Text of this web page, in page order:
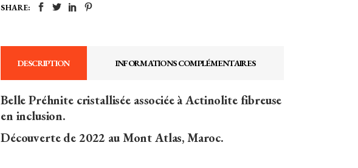
SHARE:
DESCRIPTION INFORMATIONS COMPLÉMENTAIRES
Belle Préhnite cristallisée associée à Actinolite fibreuse
en inclusion.
Découverte de 2022 au Mont Atlas, Maroc.